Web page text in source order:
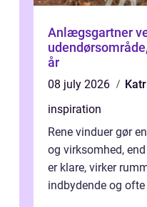
Anlægsgartner vejle sådan får
år
08 july 2026
inspiration
Rene vinduer gør
og virksomhed,
er klare, virker
indbydende og